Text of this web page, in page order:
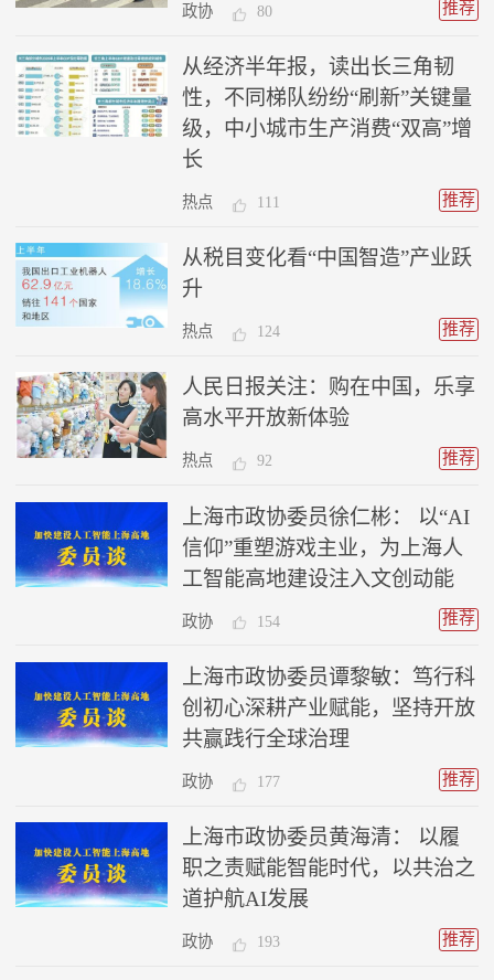
政协 80 推荐
从经济半年报，读出长三角韧
性，不同梯队纷纷“刷新”关键量
级，中小城市生产消费“双高”增
长
热点 111 推荐
从税目变化看“中国智造”产业跃
升
热点 124 推荐
人民日报关注：购在中国，乐享
高水平开放新体验
热点 92 推荐
上海市政协委员徐仁彬： 以“AI
信仰”重塑游戏主业，为上海人
工智能高地建设注入文创动能
政协 154 推荐
上海市政协委员谭黎敏：笃行科
创初心深耕产业赋能，坚持开放
共赢践行全球治理
政协 177 推荐
上海市政协委员黄海清： 以履
职之责赋能智能时代，以共治之
道护航AI发展
政协 193 推荐